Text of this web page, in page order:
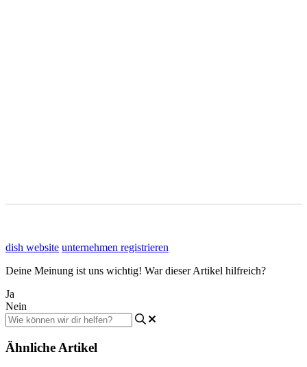
dish website unternehmen registrieren
Deine Meinung ist uns wichtig! War dieser Artikel hilfreich?
Ja
Nein
Ähnliche Artikel